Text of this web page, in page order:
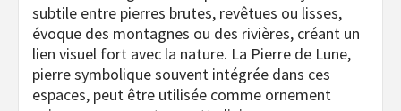
subtile entre pierres brutes, revêtues ou lisses,
évoque des montagnes ou des rivières, créant un
lien visuel fort avec la nature. La Pierre de Lune,
pierre symbolique souvent intégrée dans ces
espaces, peut être utilisée comme ornement